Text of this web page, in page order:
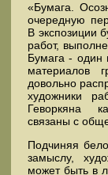
«Бумага.
очередную
В экспозиции
работ,
Бумага -
материалов
довольно
художники
Геворкяна
связаны с
Подчиняя
замыслу,
может быть в